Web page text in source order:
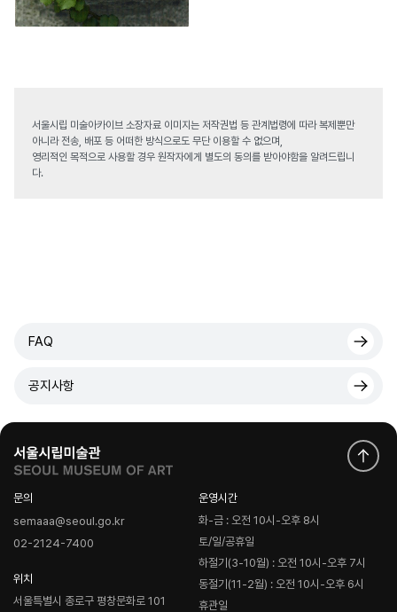
서울시립 미술아카이브 소장자료 이미지는 저작권법 등 관계법령에 따라 복제뿐만
아니라 전송, 배포 등 어떠한 방식으로도 무단 이용할 수 없으며,
영리적인 목적으로 사용할 경우 원작자에게 별도의 동의를 받아야함을 알려드립니
다.
FAQ
공지사항
문의
semaaa@seoul.go.kr
02-2124-7400
위치
서울특별시 종로구 평창문화로 101
운영시간
화-금 : 오전 10시-오후 8시
토/일/공휴일
하절기(3-10월) : 오전 10시-오후 7시
동절기(11-2월) : 오전 10시-오후 6시
휴관일